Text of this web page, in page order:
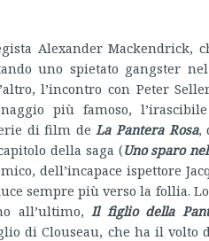
Alexander Mackendrick,
uno spietato gangster
l’incontro con Peter
più famoso,
di film deLa Pantera Rosa,
della saga (Uno sparo
dell’incapace ispettore
sempre più verso la follia.
all’ultimo, Il figlio della
di Clouseau, che ha il